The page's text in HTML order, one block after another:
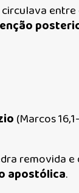
entre
(Marcos
removida e
apostólica.